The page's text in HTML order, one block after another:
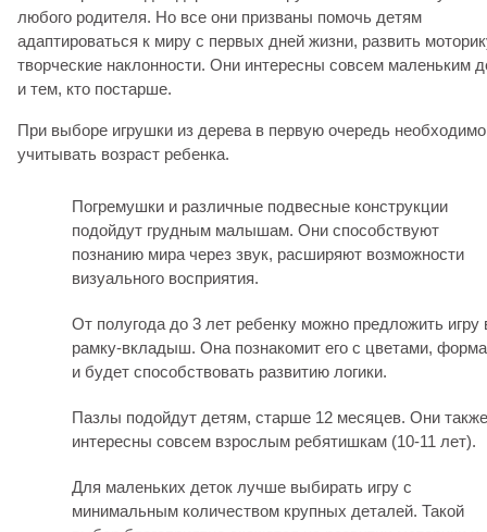
любого родителя. Но все они призваны помочь детям
адаптироваться к миру с первых дней жизни, развить
творческие наклонности. Они интересны совсем маленьким
и тем, кто постарше.
При выборе игрушки из дерева в первую очередь необходимо
учитывать возраст ребенка.
Погремушки и различные подвесные конструкции
подойдут грудным малышам. Они способствуют
познанию мира через звук, расширяют возможности
визуального восприятия.
От полугода до 3 лет ребенку можно предложить игру
рамку-вкладыш. Она познакомит его с цветами,
и будет способствовать развитию логики.
Пазлы подойдут детям, старше 12 месяцев. Они также
интересны совсем взрослым ребятишкам (10-11 лет).
Для маленьких деток лучше выбирать игру с
минимальным количеством крупных деталей. Такой